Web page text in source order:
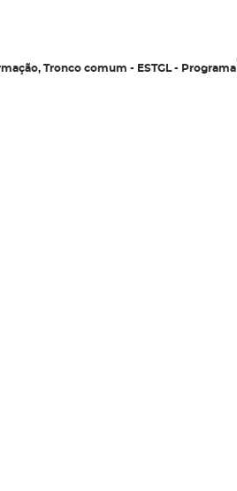
Tronco comum - ESTGL - Programa